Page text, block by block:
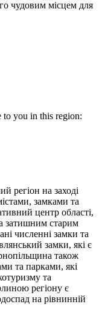
чудовим місцем для
to you in this region:
регіон на заході
замками та
центр області,
затишним старим
численні замки та
замки, які є
також
та парками, які
та
регіону є
на рівнинній